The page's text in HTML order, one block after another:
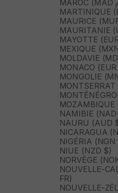
MARTINIQUE
MAURICE
MAURITANIE
MAYOTTE
MEXIQUE
MOLDAVIE
MONACO
MONGOLIE
MONTSERRAT
NAMIBIE
NAURU (AUD
NICARAGUA
NIGÉRIA
NIUE (NZD $)
NORVÈGE
NOUVELLE-
FR)
NOUVELLE-